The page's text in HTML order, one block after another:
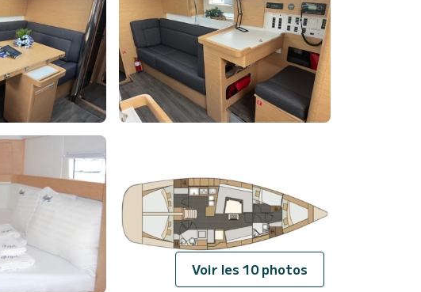
Voir les 10 photos